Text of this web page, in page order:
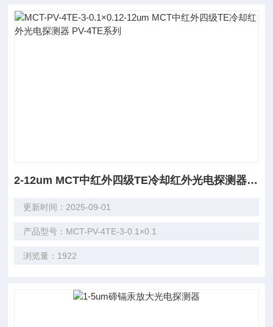
2-12um MCT中红外四级TE冷却红外光电探测器 PV-4TE系列
更新时间：2025-09-01
产品型号：MCT-PV-4TE-3-0.1×0.1
浏览量：1922